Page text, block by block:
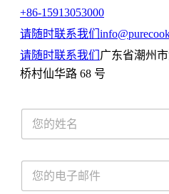
+86-15913053000
请随时联系我们
请随时联系我们 广东省潮州
桥村仙华路 68 号